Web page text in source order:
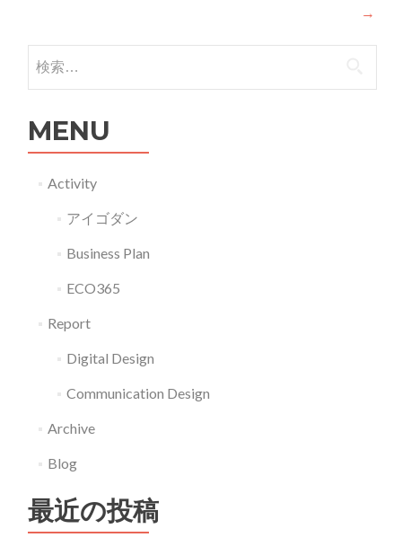
→
検索:
MENU
Activity
アイゴダン
Business Plan
ECO365
Report
Digital Design
Communication Design
Archive
Blog
最近の投稿